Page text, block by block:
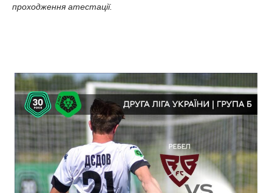
проходження атестації.